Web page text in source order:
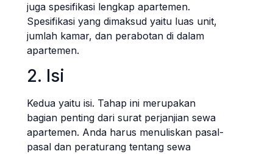
juga spesifikasi lengkap apartemen.
Spesifikasi yang dimaksud yaitu luas unit,
jumlah kamar, dan perabotan di dalam
apartemen.
2. Isi
Kedua yaitu isi. Tahap ini merupakan
bagian penting dari surat perjanjian sewa
apartemen. Anda harus menuliskan pasal-
pasal dan peraturang tentang sewa